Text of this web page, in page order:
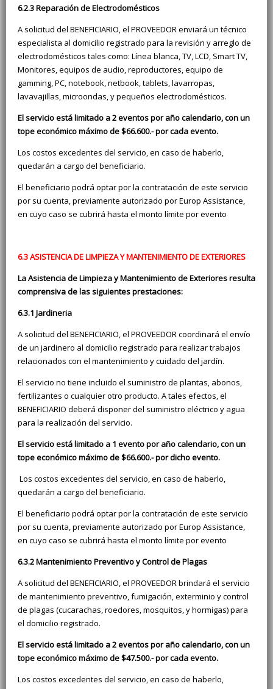
6.2.3 Reparación de Electrodomésticos
A solicitud del BENEFICIARIO, el PROVEEDOR enviará un técnico
especialista al domicilio registrado para la revisión y arreglo de
electrodomésticos tales como: Línea blanca, TV, LCD, Smart TV,
Monitores, equipos de audio, reproductores, equipo de
gamming, PC, notebook, netbook, tablets, lavarropas,
lavavajillas, microondas, y pequeños electrodomésticos.
El servicio está limitado a 2 eventos por año calendario, con un
tope económico máximo de $66.600.- por cada evento.
Los costos excedentes del servicio, en caso de haberlo,
quedarán a cargo del beneficiario.
El beneficiario podrá optar por la contratación de este servicio
por su cuenta, previamente autorizado por Europ Assistance,
en cuyo caso se cubrirá hasta el monto límite por evento
6.3 ASISTENCIA DE LIMPIEZA Y MANTENIMIENTO DE EXTERIORES
La Asistencia de Limpieza y Mantenimiento de Exteriores resulta
comprensiva de las siguientes prestaciones:
6.3.1 Jardineria
A solicitud del BENEFICIARIO, el PROVEEDOR coordinará el envío
de un jardinero al domicilio registrado para realizar trabajos
relacionados con el mantenimiento y cuidado del jardín.
El servicio no tiene incluido el suministro de plantas, abonos,
fertilizantes o cualquier otro producto. A tales efectos, el
BENEFICIARIO deberá disponer del suministro eléctrico y agua
para la realización del servicio.
El servicio está limitado a 1 evento por año calendario, con un
tope económico máximo de $66.600.- por dicho evento.
Los costos excedentes del servicio, en caso de haberlo,
quedarán a cargo del beneficiario.
El beneficiario podrá optar por la contratación de este servicio
por su cuenta, previamente autorizado por Europ Assistance,
en cuyo caso se cubrirá hasta el monto límite por evento
6.3.2 Mantenimiento Preventivo y Control de Plagas
A solicitud del BENEFICIARIO, el PROVEEDOR brindará el servicio
de mantenimiento preventivo, fumigación, exterminio y control
de plagas (cucarachas, roedores, mosquitos, y hormigas) para
el domicilio registrado.
El servicio está limitado a 2 eventos por año calendario, con un
tope económico máximo de $47.500.- por cada evento.
Los costos excedentes del servicio, en caso de haberlo,